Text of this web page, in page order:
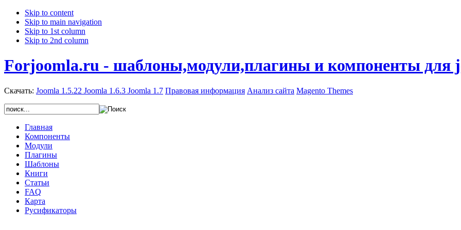
Skip to content
Skip to main navigation
Skip to 1st column
Skip to 2nd column
Forjoomla.ru - шаблоны,модули,плагины и компоненты для
Скачать: Joomla 1.5.22 Joomla 1.6.3 Joomla 1.7 Правовая информация Анализ сайта Magento Themes
Главная
Компоненты
Модули
Плагины
Шаблоны
Книги
Статьи
FAQ
Карта
Русификаторы